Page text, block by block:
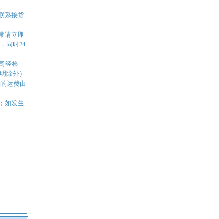
系接货
请立即
同时24
经检
除外）
运费由
如发生